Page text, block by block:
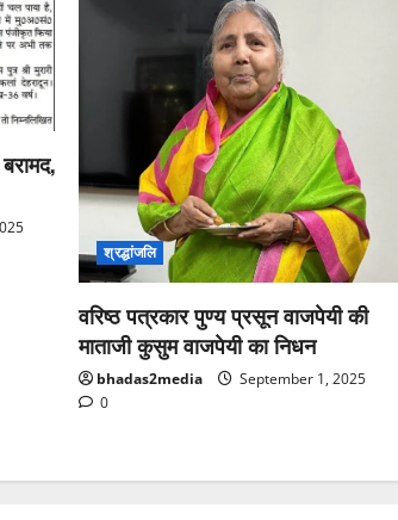
श्रद्धांजलि
वरिष्ठ पत्रकार पुण्य प्रसून वाजपेयी की
माताजी कुसुम वाजपेयी का निधन
bhadas2media
September 1, 2025
0